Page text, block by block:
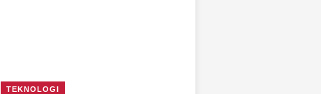
TEKNOLOGI